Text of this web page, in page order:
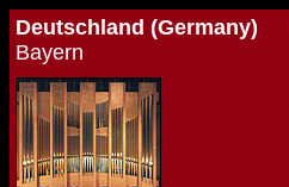
Deutschland (Germany)
Bayern